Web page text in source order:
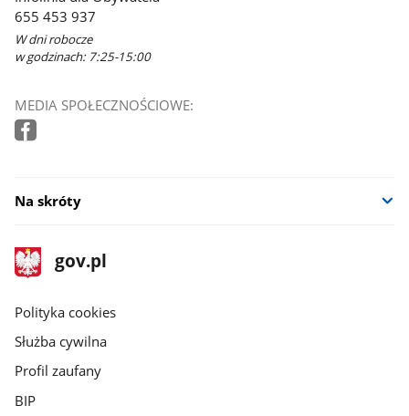
655 453 937
W dni robocze
w godzinach: 7:25-15:00
MEDIA SPOŁECZNOŚCIOWE:
Na skróty
stopka
gov.pl
Strona
gov.pl
gov.pl
Polityka cookies
Służba cywilna
Profil zaufany
BIP